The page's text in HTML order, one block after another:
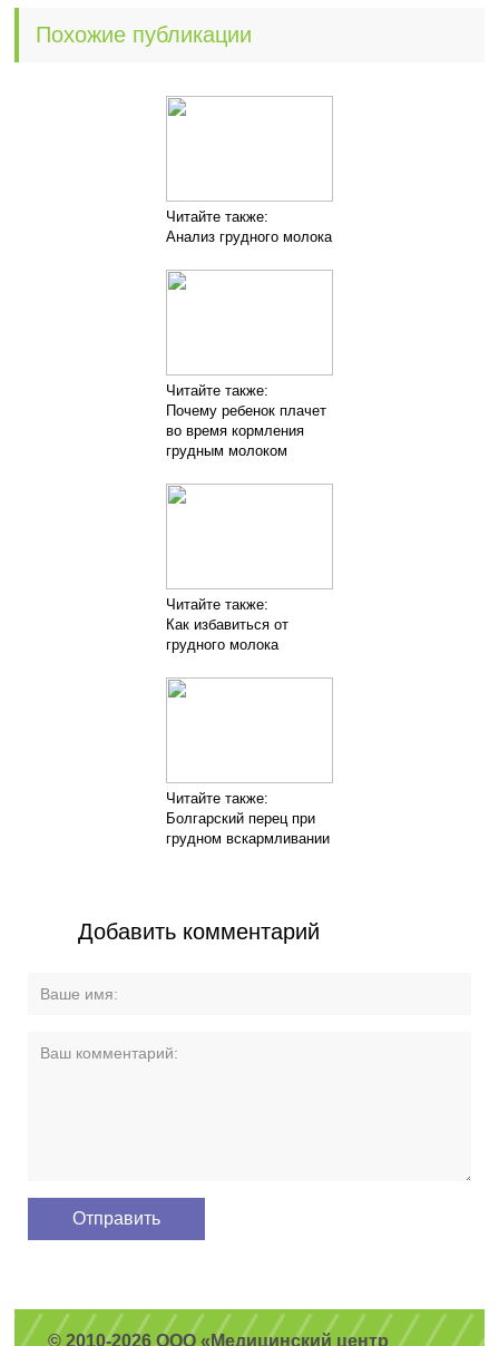
Похожие публикации
Читайте также:
Анализ грудного молока
Читайте также:
Почему ребенок плачет
во время кормления
грудным молоком
Читайте также:
Как избавиться от
грудного молока
Читайте также:
Болгарский перец при
грудном вскармливании
Добавить комментарий
© 2010-2026 ООО «Медицинский центр